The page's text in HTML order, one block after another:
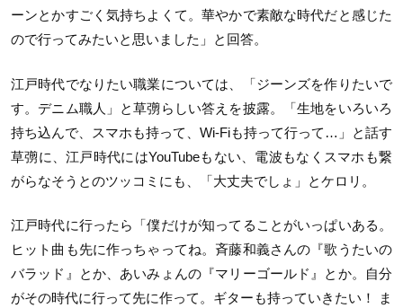
ーンとかすごく気持ちよくて。華やかで素敵な時代だと感じた
ので行ってみたいと思いました」と回答。
江戸時代でなりたい職業については、「ジーンズを作りたいで
す。デニム職人」と草彅らしい答えを披露。「生地をいろいろ
持ち込んで、スマホも持って、Wi-Fiも持って行って…」と話す
草彅に、江戸時代にはYouTubeもない、電波もなくスマホも繋
がらなそうとのツッコミにも、「大丈夫でしょ」とケロリ。
江戸時代に行ったら「僕だけが知ってることがいっぱいある。
ヒット曲も先に作っちゃってね。斉藤和義さんの『歌うたいの
バラッド』とか、あいみょんの『マリーゴールド』とか。自分
がその時代に行って先に作って。ギターも持っていきたい！ ま